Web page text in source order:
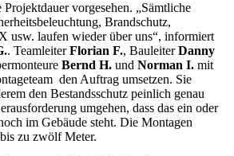
vorgesehen. „Sämtliche
Brandschutz,
usw. laufen wieder über uns“, informiert
. TeamleiterFlorian F., BauleiterDanny
Bernd H. und Norman I. mit
den Auftrag umsetzen. Sie
den Bestandsschutz peinlich genau
umgehen, dass das ein oder
im Gebäude steht. Die Montagen
zu zwölf Meter.